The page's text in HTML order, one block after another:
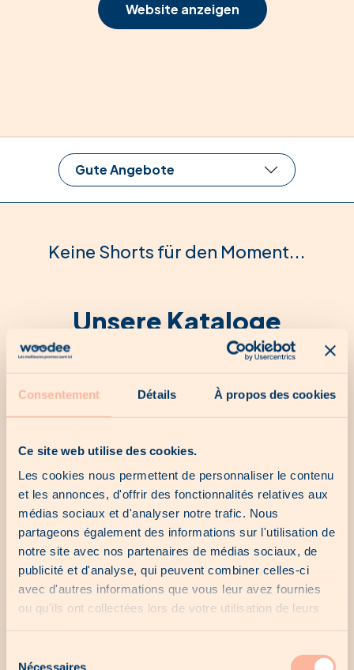
Consentement Détails À propos des cookies
Ce site web utilise des cookies.
Les cookies nous permettent de personnaliser le contenu
et les annonces, d'offrir des fonctionnalités relatives aux
médias sociaux et d'analyser notre trafic. Nous
partageons également des informations sur l'utilisation de
notre site avec nos partenaires de médias sociaux, de
publicité et d'analyse, qui peuvent combiner celles-ci
avec d'autres informations que vous leur avez fournies
ou qu'ils ont collectées lors de votre utilisation de leurs
Nécessaires
Website anzeigen
Gute Angebote
Keine Shorts für den Moment...
Unsere Kataloge
Kein Katalog für den Moment...
Unsere letzten Chancen
Keine letzte Chance für den Moment...
Unsere lokalen Angebote